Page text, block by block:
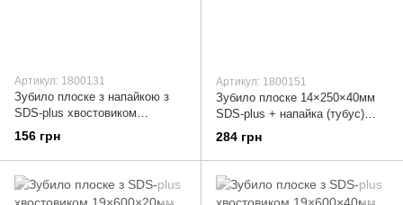
Артикул: 1800131
Зубило плоске з напайкою з
SDS-plus хвостовиком
14×250×20мм SIGMA (1800131)
156 грн
Артикул: 1800151
Зубило плоске 14×250×40мм
SDS-plus + напайка (тубус)
SIGMA (1800151)
284 грн